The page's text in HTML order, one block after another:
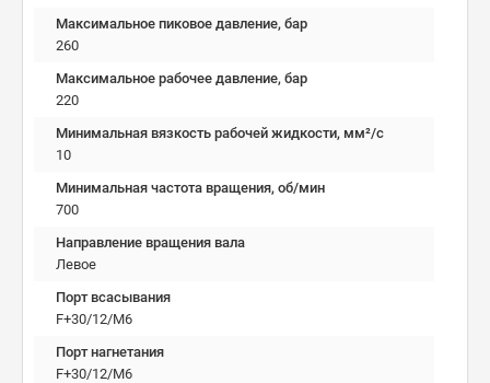
Максимальное пиковое давление, бар
260
Максимальное рабочее давление, бар
220
Минимальная вязкость рабочей жидкости, мм²/c
10
Минимальная частота вращения, об/мин
700
Направление вращения вала
Левое
Порт всасывания
F+30/12/M6
Порт нагнетания
F+30/12/M6